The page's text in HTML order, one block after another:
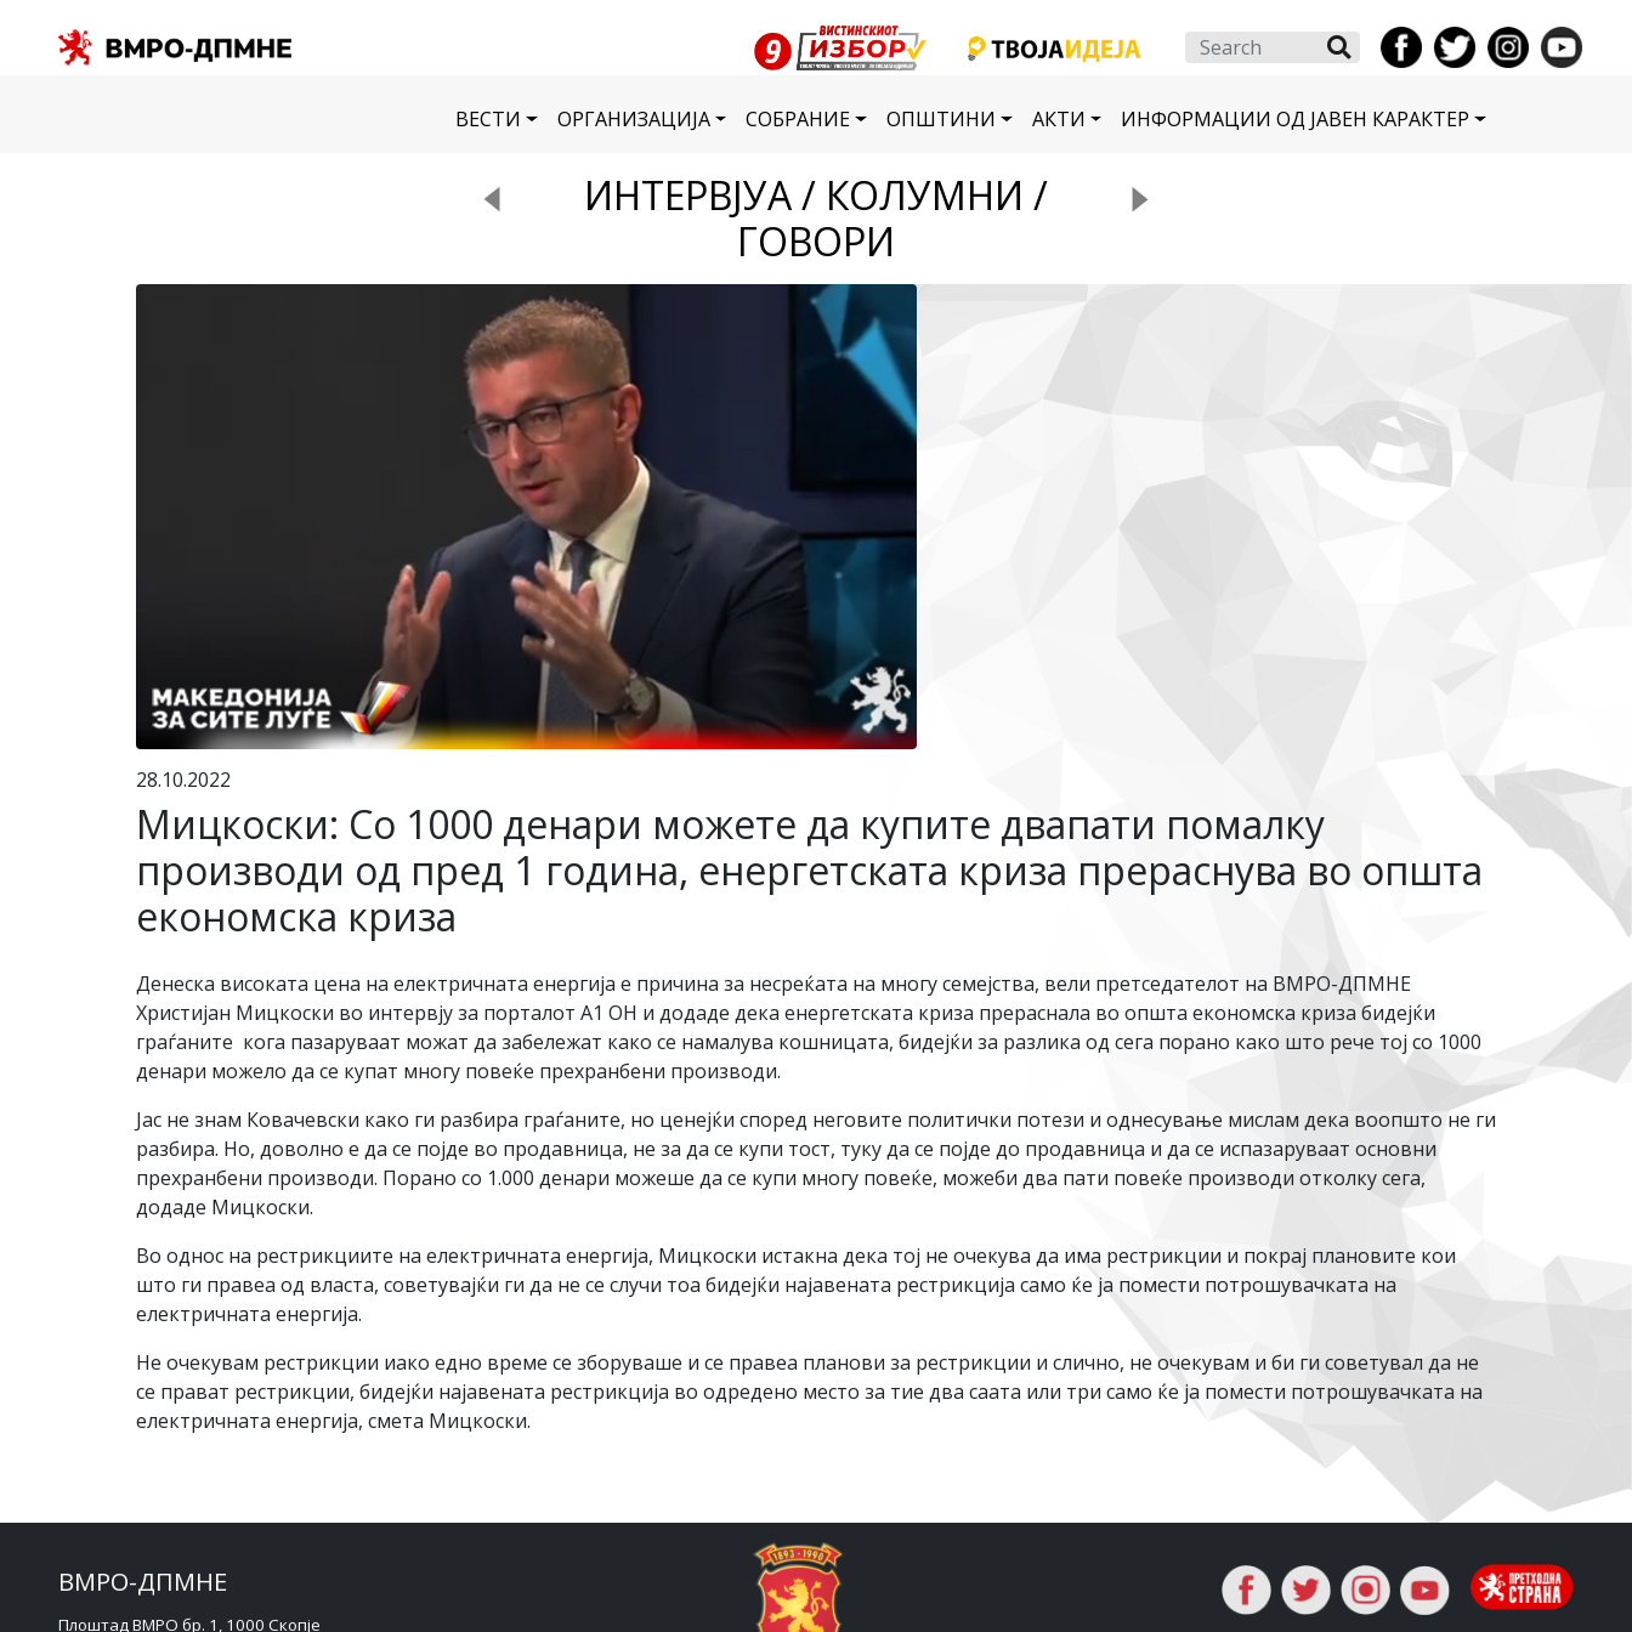
Search
ВЕСТИ ОРГАНИЗАЦИЈА СОБРАНИЕ ОПШТИНИ АКТИ ИНФОРМАЦИИ ОД ЈАВЕН КАРАКТЕР
ИНТЕРВЈУА / КОЛУМНИ /
ГОВОРИ
28.10.2022
Мицкоски: Со 1000 денари можете да купите двапати помалку
производи од пред 1 година, енергетската криза прераснува во општа
економска криза
Денеска високата цена на електричната енергија е причина за несреќата на многу семејства, вели претседателот на ВМРО-ДПМНЕ
Христијан Мицкоски во интервју за порталот А1 ОН и додаде дека енергетската криза прераснала во општа економска криза бидејќи
граѓаните кога пазаруваат можат да забележат како се намалува кошницата, бидејќи за разлика од сега порано како што рече тој со 1000
денари можело да се купат многу повеќе прехранбени производи.
Јас не знам Ковачевски како ги разбира граѓаните, но ценејќи според неговите политички потези и однесување мислам дека воопшто не ги
разбира. Но, доволно е да се појде во продавница, не за да се купи тост, туку да се појде до продавница и да се испазаруваат основни
прехранбени производи. Порано со 1.000 денари можеше да се купи многу повеќе, можеби два пати повеќе производи отколку сега,
додаде Мицкоски.
Во однос на рестрикциите на електричната енергија, Мицкоски истакна дека тој не очекува да има рестрикции и покрај плановите кои
што ги правеа од власта, советувајќи ги да не се случи тоа бидејќи најавената рестрикција само ќе ја помести потрошувачката на
електричната енергија.
Не очекувам рестрикции иако едно време се зборуваше и се правеа планови за рестрикции и слично, не очекувам и би ги советувал да не
се прават рестрикции, бидејќи најавената рестрикција во одредено место за тие два саата или три само ќе ја помести потрошувачката на
електричната енергија, смета Мицкоски.
ВМРО-ДПМНЕ
Плоштад ВМРО бр. 1, 1000 Скопје